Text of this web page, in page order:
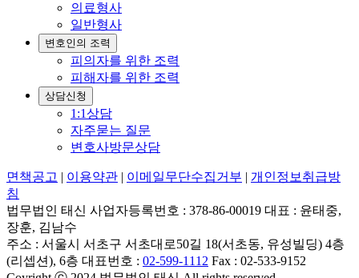
의료형사
일반형사
변호인의 조력
피의자를 위한 조력
피해자를 위한 조력
상담신청
1:1상담
자주묻는 질문
변호사방문상담
면책공고 | 이용약관 | 이메일무단수집거부 | 개인정보취급방
침
법무법인 태신 사업자등록번호 : 378-86-00019 대표 : 윤태중,
장훈, 김남수
주소 : 서울시 서초구 서초대로50길 18(서초동, 유성빌딩) 4층
(리셉션), 6층 대표번호 : 02-599-1112 Fax : 02-533-9152